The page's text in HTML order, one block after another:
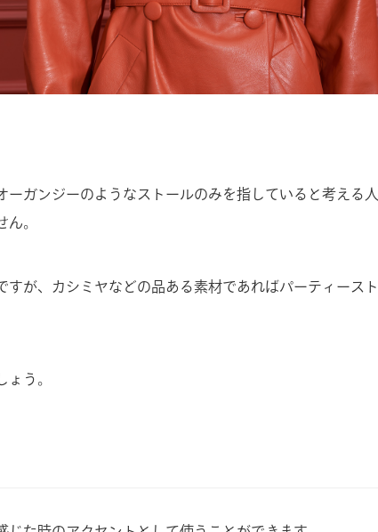
ガンジーのようなストールのみを指していると考える人
。
が、カシミヤなどの品ある素材であればパーティースト
う。